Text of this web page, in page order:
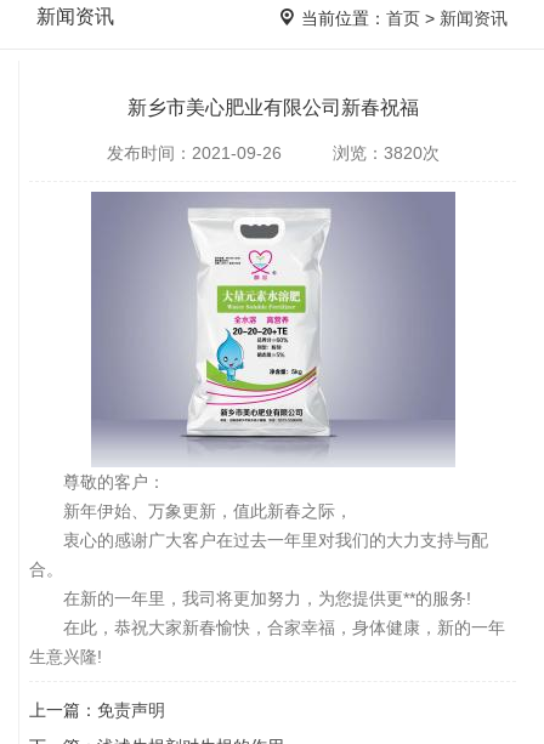
新闻资讯 当前位置： 首页> 新闻资讯
新乡市美心肥业有限公司新春祝福
发布时间：2021-09-26 浏览：3820次
尊敬的客户：
新年伊始、万象更新，值此新春之际，
衷心的感谢广大客户在过去一年里对我们的大力支持与配
合。
在新的一年里，我司将更加努力，为您提供更**的服务!
在此，恭祝大家新春愉快，合家幸福，身体健康，新的一年
生意兴隆!
上一篇：免责声明